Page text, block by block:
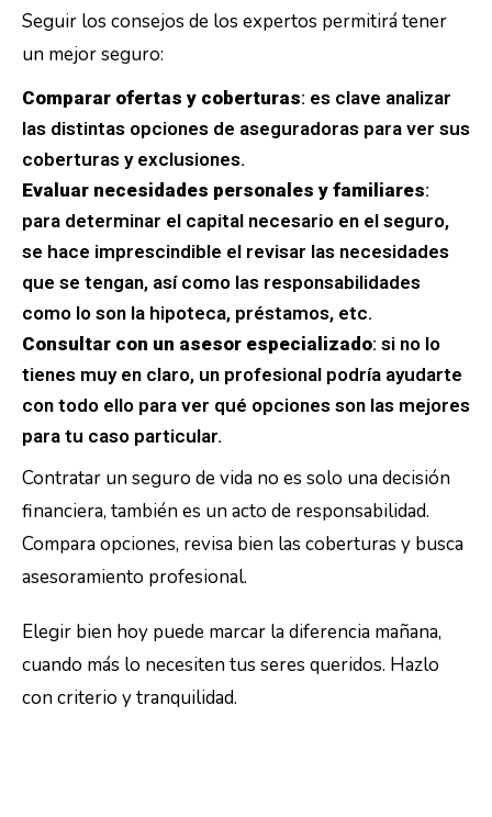
Seguir los consejos de los expertos permitirá tener
un mejor seguro:
Comparar ofertas y coberturas: es clave analizar
las distintas opciones de aseguradoras para ver sus
coberturas y exclusiones.
Evaluar necesidades personales y familiares:
para determinar el capital necesario en el seguro,
se hace imprescindible el revisar las necesidades
que se tengan, así como las responsabilidades
como lo son la hipoteca, préstamos, etc.
Consultar con un asesor especializado: si no lo
tienes muy en claro, un profesional podría ayudarte
con todo ello para ver qué opciones son las mejores
para tu caso particular.
Contratar un seguro de vida no es solo una decisión
financiera, también es un acto de responsabilidad.
Compara opciones, revisa bien las coberturas y busca
asesoramiento profesional.
Elegir bien hoy puede marcar la diferencia mañana,
cuando más lo necesiten tus seres queridos. Hazlo
con criterio y tranquilidad.